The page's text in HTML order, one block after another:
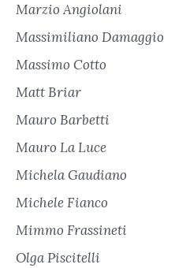
Marzio Angiolani
Massimiliano Damaggio
Massimo Cotto
Matt Briar
Mauro Barbetti
Mauro La Luce
Michela Gaudiano
Michele Fianco
Mimmo Frassineti
Olga Piscitelli